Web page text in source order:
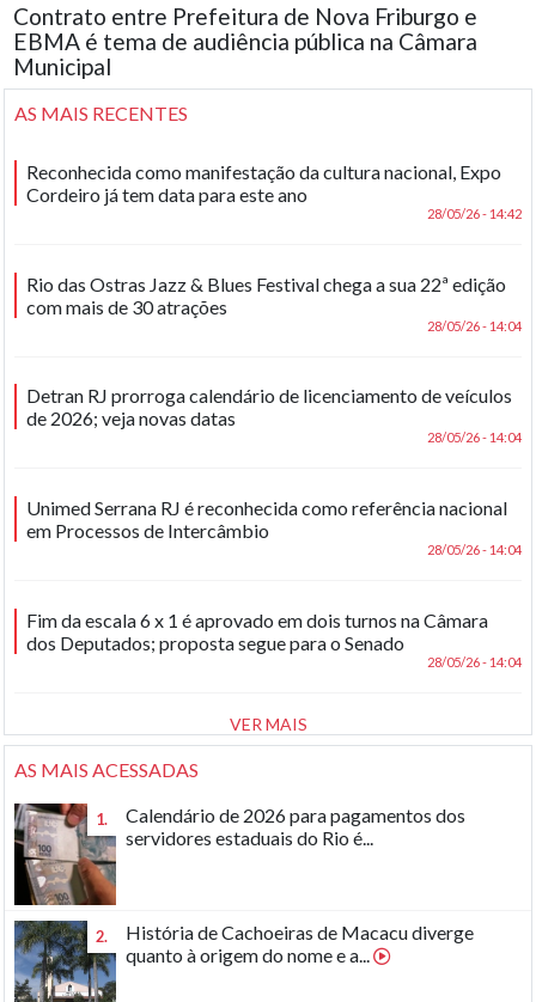
Contrato entre Prefeitura de Nova Friburgo e
EBMA é tema de audiência pública na Câmara
Municipal
AS MAIS RECENTES
Reconhecida como manifestação da cultura nacional, Expo
Cordeiro já tem data para este ano
28/05/26 - 14:42
Rio das Ostras Jazz & Blues Festival chega a sua 22ª edição
com mais de 30 atrações
28/05/26 - 14:04
Detran RJ prorroga calendário de licenciamento de veículos
de 2026; veja novas datas
28/05/26 - 14:04
Unimed Serrana RJ é reconhecida como referência nacional
em Processos de Intercâmbio
28/05/26 - 14:04
Fim da escala 6 x 1 é aprovado em dois turnos na Câmara
dos Deputados; proposta segue para o Senado
28/05/26 - 14:04
VER MAIS
AS MAIS ACESSADAS
1.
Calendário de 2026 para pagamentos dos
servidores estaduais do Rio é...
2.
História de Cachoeiras de Macacu diverge
quanto à origem do nome e a...